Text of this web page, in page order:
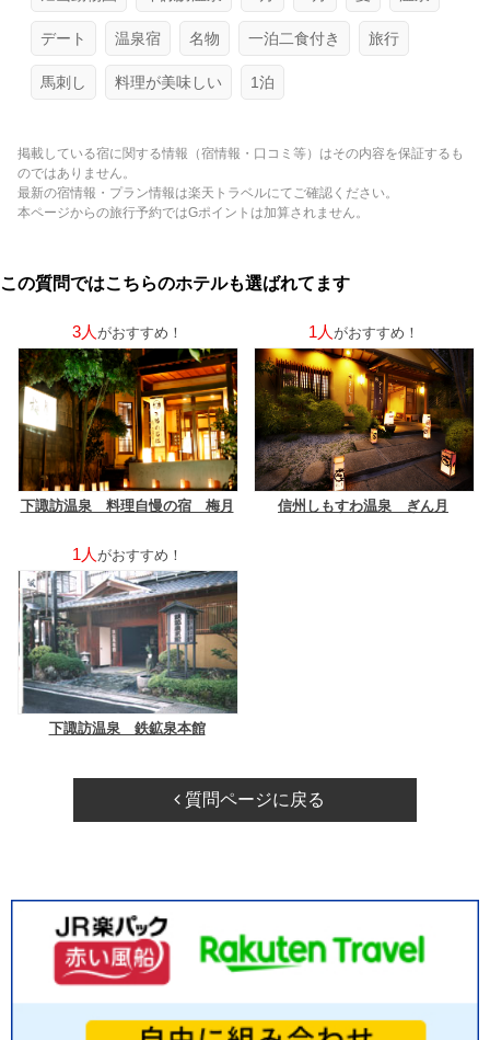
デート 温泉宿 名物 一泊二食付き 旅行
馬刺し 料理が美味しい 1泊
掲載している宿に関する情報（宿情報・口コミ等）はその内容を保証するも
のではありません。
最新の宿情報・プラン情報は楽天トラベルにてご確認ください。
本ページからの旅行予約ではGポイントは加算されません。
この質問ではこちらのホテルも選ばれてます
3人 がおすすめ！
下諏訪温泉 料理自慢の宿 梅月
1人 がおすすめ！
信州しもすわ温泉 ぎん月
1人 がおすすめ！
下諏訪温泉 鉄鉱泉本館
質問ページに戻る